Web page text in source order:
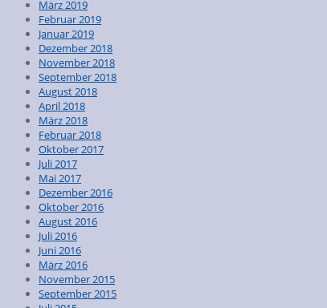
März 2019
Februar 2019
Januar 2019
Dezember 2018
November 2018
September 2018
August 2018
April 2018
März 2018
Februar 2018
Oktober 2017
Juli 2017
Mai 2017
Dezember 2016
Oktober 2016
August 2016
Juli 2016
Juni 2016
März 2016
November 2015
September 2015